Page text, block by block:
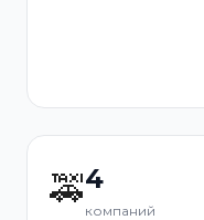
🚕4
компаний